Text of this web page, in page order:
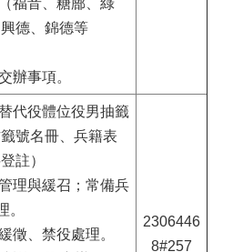
福音、糖廍、綠
德、錦德等
辦事項。
代役體位役男抽籤
號名冊、兵籍表
註）
理與緩召；常備兵
。
徵、禁役處理。
2306446
8#257